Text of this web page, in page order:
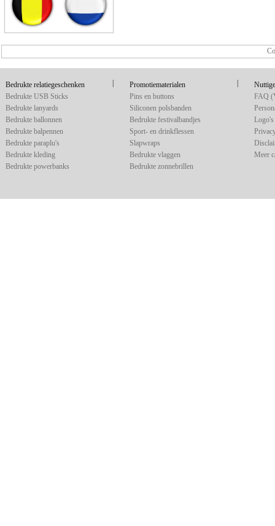
Bedrukte relatiegeschenken
Bedrukte USB Sticks
Bedrukte lanyards
Bedrukte ballonnen
Bedrukte balpennen
Bedrukte paraplu's
Bedrukte kleding
Bedrukte powerbanks
Promotiematerialen
Pins en buttons
Siliconen polsbanden
Bedrukte festivalbandjes
Sport- en drinkflessen
Slapwraps
Bedrukte vlaggen
Bedrukte zonnebrillen
FAQ
Logo's
Meer